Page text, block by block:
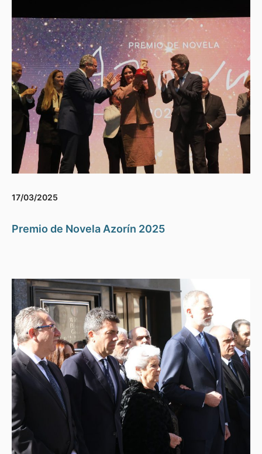
17/03/2025
Premio de Novela Azorín 2025